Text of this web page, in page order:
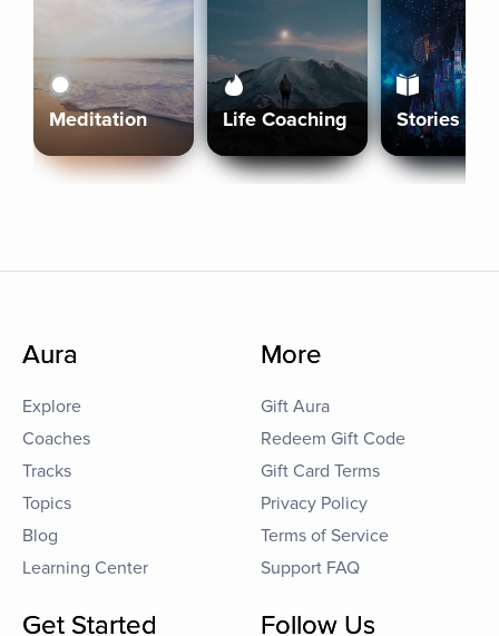
Meditation Life Coaching Stories
Aura
Explore
Coaches
Tracks
Topics
Blog
Learning Center
More
Gift Aura
Redeem Gift Code
Gift Card Terms
Privacy Policy
Terms of Service
Support FAQ
Get Started Follow Us